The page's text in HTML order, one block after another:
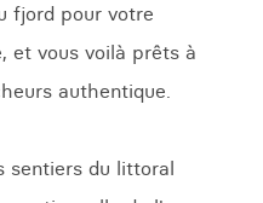
fjord pour votre
et vous voilà prêts à
authentique.
sentiers du littoral